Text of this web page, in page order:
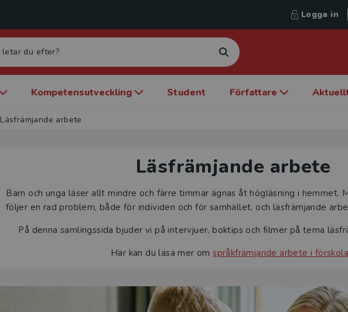
Logga in
Kompetensutveckling Student Författare
Läsfrämjande arbete
Läsfrämjande arbete
Barn och unga läser allt mindre och färre timmar ägnas åt högläsning i hemmet.
följer en rad problem, både för individen och för samhället, och läsfrämjande
På denna samlingssida bjuder vi på intervjuer, boktips och filmer på tema
Här kan du läsa mer omspråkfrämjande arbete i